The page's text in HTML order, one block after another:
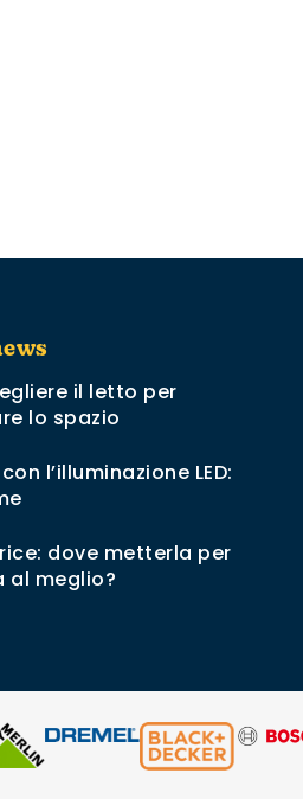
il letto per
lo spazio
l’illuminazione LED:
dove metterla per
al meglio?